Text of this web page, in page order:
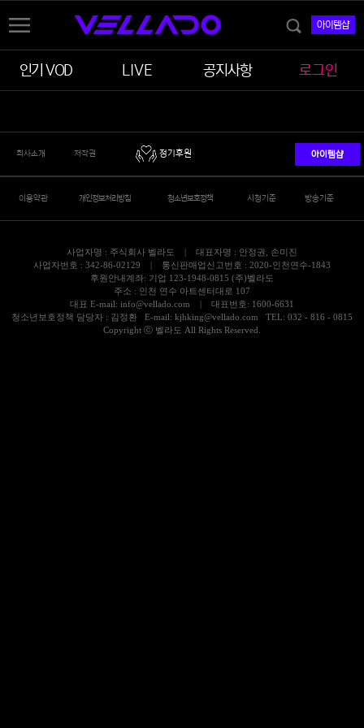
아이템샵
인기 VOD LIVE 공지사항 로그인
회사소개 저작권 정기후원 아이템샵
이용약관 개인정보처리방침 청소년보호정책 시청기준 방송기준
사업자명 : 주식회사 벨라도 | 대표자명 : 안정권, 손미진
사업자번호 : 342-86-02129 | 통신판매업신고번호 : 2020-인천연수-1843
후원안내계좌: 기업 123-1948-0815 (주)벨라도
주소 : 인천 연수 아트센터대로 107
대표 E-mail: info@vellado.com | 대표번호: 1600-6631
청소년보호정책 담당자 : 김정환 E-mail: kjhking@vellado.com TEL: 032 - 816 - 0815
Copyright ⓒ 벨라도 All Rights Reserved.